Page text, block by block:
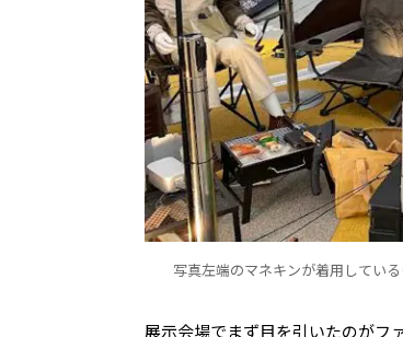
写真左端のマネキンが着用してい
展示会場でまず目を引いたのがフ